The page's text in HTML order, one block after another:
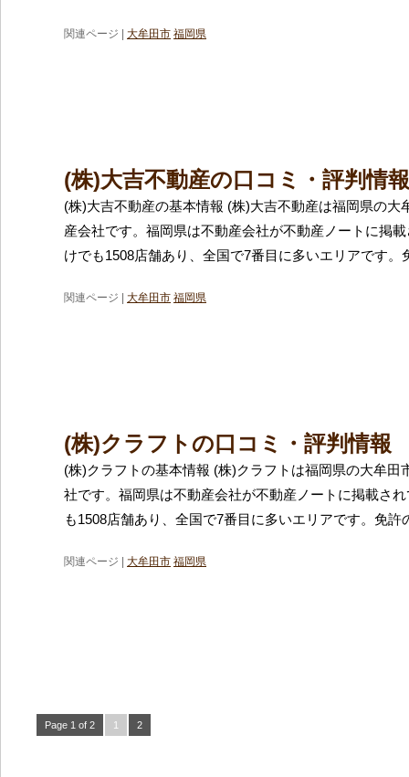
関連ページ | 大牟田市 福岡県
(株)大吉不動産の口コミ・評判情報
(株)大吉不動産の基本情報 (株)大吉不動産は福岡県の大
産会社です。福岡県は不動産会社が不動産ノートに掲
けでも1508店舗あり、全国で7番目に多いエリアです。
関連ページ | 大牟田市 福岡県
(株)クラフトの口コミ・評判情報
(株)クラフトの基本情報 (株)クラフトは福岡県の大牟田
社です。福岡県は不動産会社が不動産ノートに掲載さ
も1508店舗あり、全国で7番目に多いエリアです。免許
関連ページ | 大牟田市 福岡県
Page 1 of 2 1 2